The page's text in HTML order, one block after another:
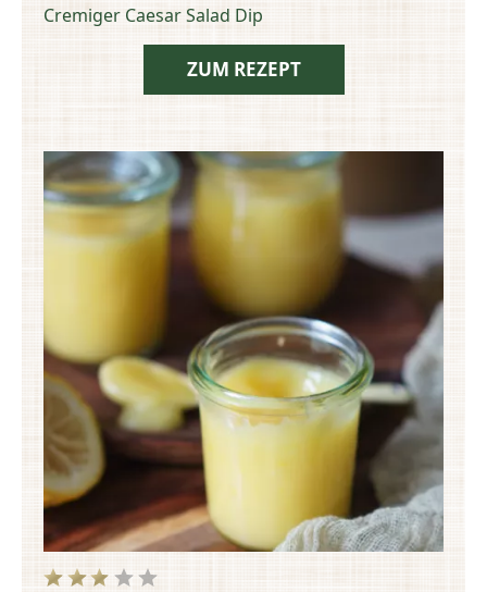
Cremiger Caesar Salad Dip
ZUM REZEPT